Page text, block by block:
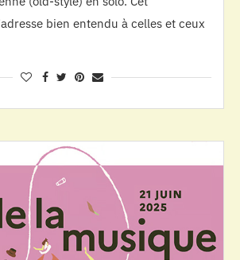
bien entendu à celles et ceux